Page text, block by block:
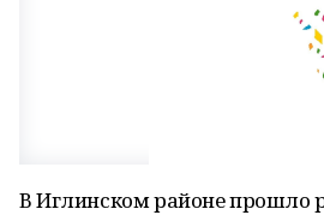
В Иглинском районе прошло